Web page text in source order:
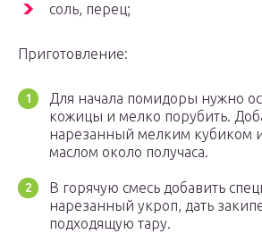
соль, перец;
Приготовление:
Для начала помидоры нужно
кожицы и мелко порубить.
нарезанный мелким кубиком
маслом около получаса.
В горячую смесь добавить
нарезанный укроп, дать
подходящую тару.